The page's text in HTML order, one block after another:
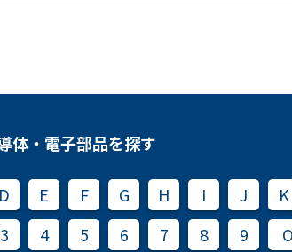
体・電子部品を探す
D E F G H I J K
3 4 5 6 7 8 9